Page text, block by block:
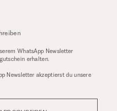
WhatsApp Newsletter
erhalten.
Newsletter akzeptierst du unsere